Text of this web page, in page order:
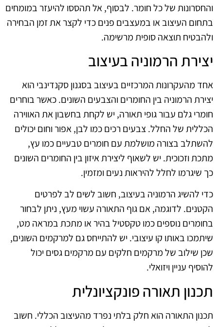
והחסרונות של כל חומר. לבסוף, אל תהססו להיעזר במומחים
בתחום העיצוב או במעצבים פנים כדי לקצר את זמן הבחירה
ולהבטיח תוצאה סופית מרשימה.
יצירת הרמוניה בעיצוב
אחד מהעקרונות המרכזיים בעיצוב בסגנון סקנדינבי הוא
יצירת הרמוניה בין החומרים והצבעים השונים. כאשר בוחרים
חומרי גלם עבור גופי תאורה, יש לקחת בחשבון את האווירה
הכללית של החלל. צבעים רכים כמו לבן, אפור וחום יכולים
להשתלב בצורה מושלמת עם חומרים טבעיים כמו עץ,
מתכת וזכוכית. יש לשאוף ליצירת איזון בין החומרים השונים
כך שיגרמו לחלל להיראות נעים ומזמין.
כדי להשיג הרמוניה בעיצוב, חשוב לשים לב לפרטים
הקטנים. לדוגמה, אם גוף התאורה עשוי מעץ, ניתן לבחור
בחומרים נוספים כמו טקסטיל בהיר או מתכת במראה מט,
שיתמכו באותו קו עיצובי. יש להתייחס גם למרקמים השונים,
שכן שילוב של מרקמים חלקים עם מרקמים גסים יכול
להוסיף עניין ויזואלי.
תכנון תאורה פונקציונלית
תכנון התאורה הוא חלק בלתי נפרד מהעיצוב הכללי. חשוב